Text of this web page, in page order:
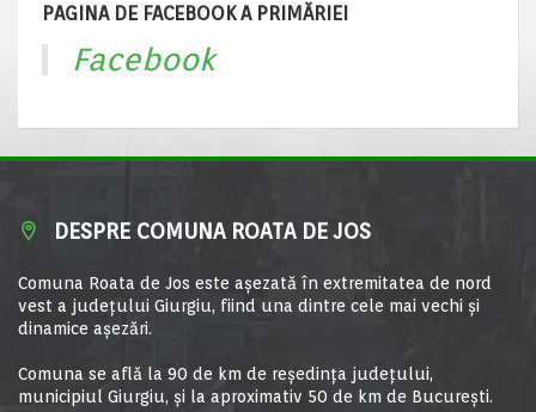
PAGINA DE FACEBOOK A PRIMĂRIEI
Facebook
DESPRE COMUNA ROATA DE JOS
Comuna Roata de Jos este aşezată în extremitatea de nord
vest a judeţului Giurgiu, fiind una dintre cele mai vechi şi
dinamice aşezări.
Comuna se află la 90 de km de reşedinţa judeţului,
municipiul Giurgiu, şi la aproximativ 50 de km de Bucureşti.